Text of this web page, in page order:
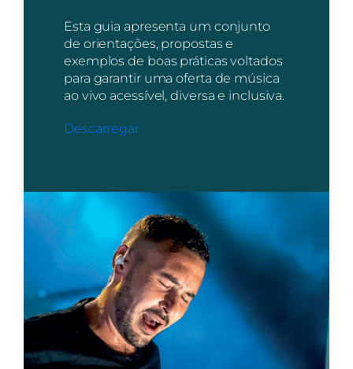
Esta guia apresenta um conjunto
de orientações, propostas e
exemplos de boas práticas voltados
para garantir uma oferta de música
ao vivo acessível, diversa e inclusiva.
Descarregar